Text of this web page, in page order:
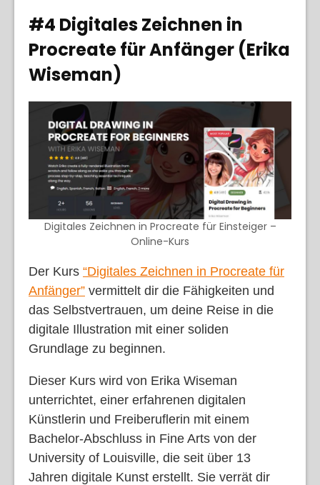
#4 Digitales Zeichnen in
Procreate für Anfänger (Erika
Wiseman)
Digitales Zeichnen in Procreate für Einsteiger –
Online-Kurs
Der Kurs “Digitales Zeichnen in Procreate für
Anfänger” vermittelt dir die Fähigkeiten und
das Selbstvertrauen, um deine Reise in die
digitale Illustration mit einer soliden
Grundlage zu beginnen.
Dieser Kurs wird von Erika Wiseman
unterrichtet, einer erfahrenen digitalen
Künstlerin und Freiberuflerin mit einem
Bachelor-Abschluss in Fine Arts von der
University of Louisville, die seit über 13
Jahren digitale Kunst erstellt. Sie verrät dir